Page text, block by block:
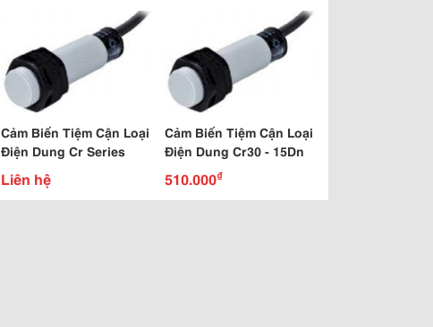
Cảm Biến Tiệm Cận Loại
Điện Dung Cr Series
Liên hệ
Cảm Biến Tiệm Cận Loại
Điện Dung Cr30 - 15Dn
510.000₫